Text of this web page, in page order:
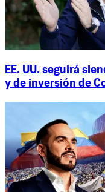
EE. UU. seguirá
y de inversión de